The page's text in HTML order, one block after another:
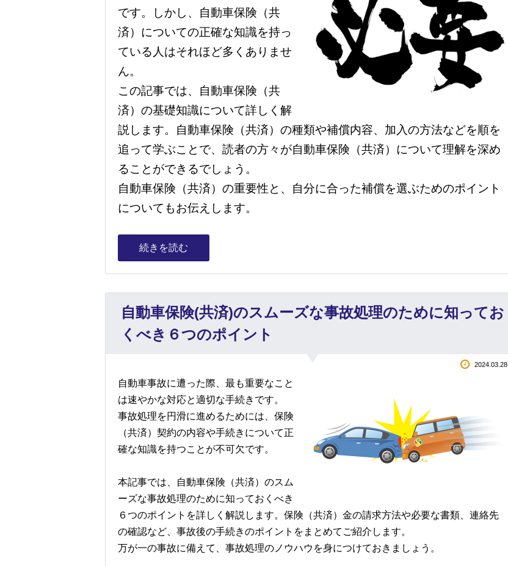
です。しかし、自動車保険（共
済）についての正確な知識を持っ
ている人はそれほど多くありませ
ん。
この記事では、自動車保険（共
済）の基礎知識について詳しく解
説します。自動車保険（共済）の種類や補償内容、加入の方法などを順を
追って学ぶことで、読者の方々が自動車保険（共済）について理解を深め
ることができるでしょう。
自動車保険（共済）の重要性と、自分に合った補償を選ぶためのポイント
についてもお伝えします。
続きを読む
自動車保険(共済)のスムーズな事故処理のために知ってお
くべき６つのポイント
2024.03.28
自動車事故に遭った際、最も重要なこと
は速やかな対応と適切な手続きです。
事故処理を円滑に進めるためには、保険
（共済）契約の内容や手続きについて正
確な知識を持つことが不可欠です。
本記事では、自動車保険（共済）のスム
ーズな事故処理のために知っておくべき
６つのポイントを詳しく解説します。保険（共済）金の請求方法や必要な書類、連絡先
の確認など、事故後の手続きのポイントをまとめてご紹介します。
万が一の事故に備えて、事故処理のノウハウを身につけておきましょう。